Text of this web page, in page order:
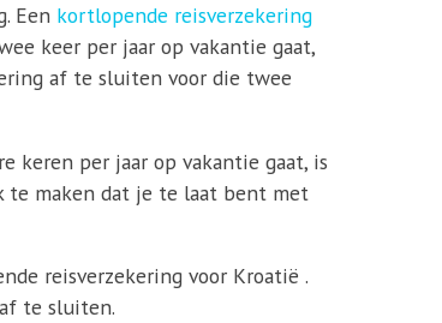
Een kortlopende reisverzekering
keer per jaar op vakantie gaat,
af te sluiten voor die twee
keren per jaar op vakantie gaat, is
te maken dat je te laat bent met
reisverzekering voor Kroatië .
te sluiten.